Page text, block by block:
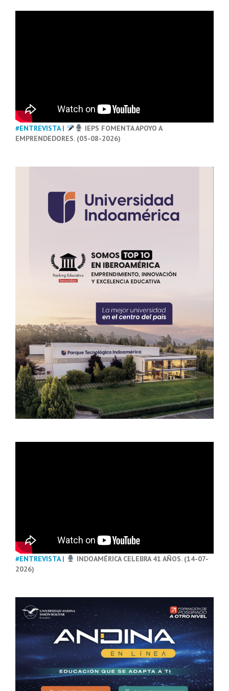
#ENTREVISTA|
IEPS FOMENTA APOYO A
EMPRENDEDORES. (05-08-2026)
#ENTREVISTA|
INDOAMÉRICA CELEBRA 41 AÑOS. (14-07-
2026)